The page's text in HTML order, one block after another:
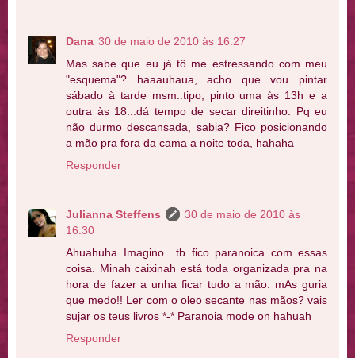
Dana 30 de maio de 2010 às 16:27
Mas sabe que eu já tô me estressando com meu
"esquema"? haaauhaua, acho que vou pintar
sábado à tarde msm..tipo, pinto uma às 13h e a
outra às 18...dá tempo de secar direitinho. Pq eu
não durmo descansada, sabia? Fico posicionando
a mão pra fora da cama a noite toda, hahaha
Responder
Julianna Steffens
30 de maio de 2010 às
16:30
Ahuahuha Imagino.. tb fico paranoica com essas
coisa. Minah caixinah está toda organizada pra na
hora de fazer a unha ficar tudo a mão. mAs guria
que medo!! Ler com o oleo secante nas mãos? vais
sujar os teus livros *-* Paranoia mode on hahuah
Responder